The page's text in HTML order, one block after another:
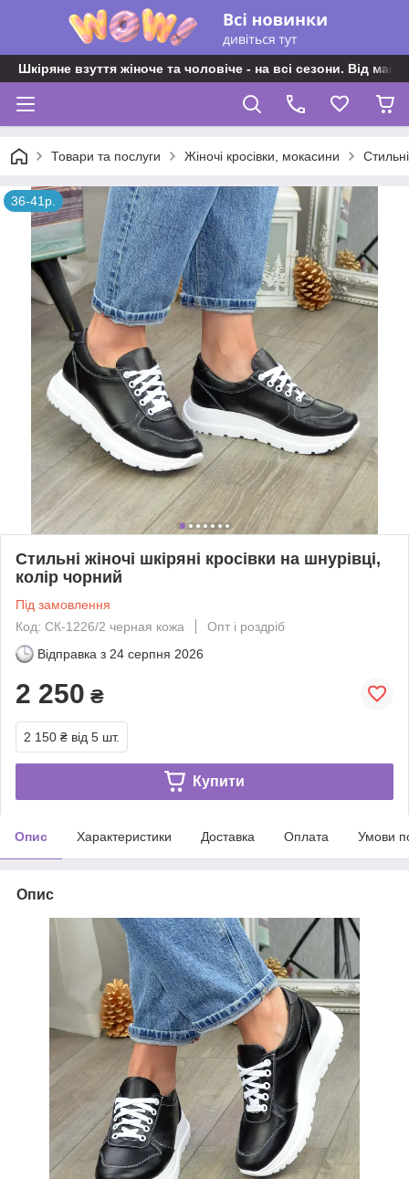
Шкіряне взуття жіноче та чоловіче - на всі сезони. Від
Товари та послуги Жіночі кросівки, мокасини
36-41р.
Стильні жіночі шкіряні кросівки на шнурівці,
колір чорний
Під замовлення
Код: СК-1226/2 черная кожа
Опт і роздріб
Відправка з 24 серпня 2026
2 250 ₴
2 150 ₴ від 5 шт.
Купити
Опис Характеристики Доставка Оплата Умови
Опис